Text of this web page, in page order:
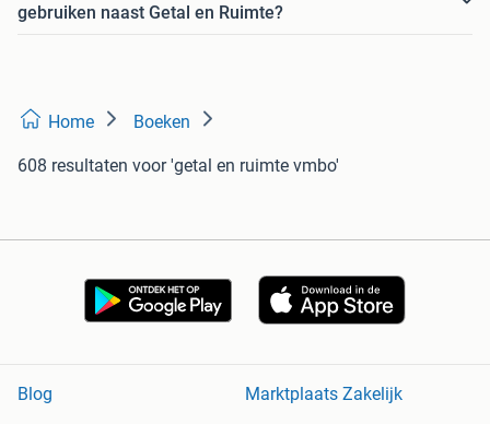
gebruiken naast Getal en Ruimte?
Home Boeken
608 resultaten voor 'getal en ruimte vmbo'
Blog
Marktplaats Zakelijk